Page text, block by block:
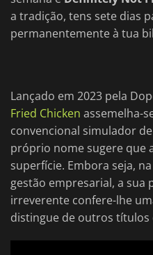
a tradição, tens sete dias
permanentemente à tua
Lançado em 2023 pela
Fried Chicken assemelha-
convencional simulador
próprio nome sugere que
superfície. Embora seja,
gestão empresarial, a sua
irreverente confere-lhe
distingue de outros títulos